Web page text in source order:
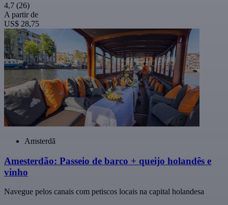
4,7 (26)
A partir de
US$ 28,75
Amsterdã
Amesterdão: Passeio de barco + queijo holandês e
vinho
Navegue pelos canais com petiscos locais na capital holandesa